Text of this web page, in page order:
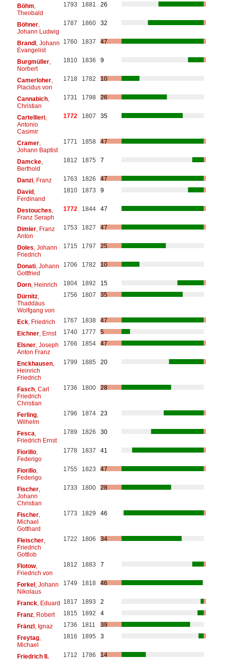
Böhm
Theobald
1793 1881 26
Böhner,
Johann Ludwig
1787 1860 32
Brandl, Johann
Evangelist
1760 1837 47
Burgmüller,
Norbert
1810 1836 9
Camerloher,
Placidus von
1718 1782 10
Cannabich,
Christian
1731 1798 26
Cartellieri,
Antonio
Casimir
1772 1807 35
Cramer,
Johann Baptist
1771 1858 47
Damcke,
Berthold
1812 1875 7
Danzi, Franz 1763 1826
47
David,
Ferdinand
1810 1873 9
Destouches
Franz Seraph
1772 1844 47
Dimler, Franz
Anton
1753 1827 47
Doles , Johann
Friedrich
1715 1797 25
Donati, Johann
Gottfried
1706 1782 10
Dorn, Heinrich 1804 1892
15
Dürnitz,
Thaddäus
Wolfgang von
1756 1807 35
Eck, Friedrich 1767 1838
47
Eichner, Ernst 1740 1777
5
Elsner, Joseph
Anton Franz
1766 1854 47
Enckhausen,
Heinrich
Friedrich
1799 1885 20
Fasch, Carl
Friedrich
Christian
1736 1800 28
Ferling,
Wilhelm
1796 1874 23
Fesca
Friedrich Ernst
1789 1826 30
Fiorillo,
Federigo
1778 1837 41
Fiorillo,
Federigo
1755 1823 47
Fischer,
Johann
Christian
1733 1800 28
Fischer,
Michael
Gotthard
1773 1829 46
Fleischer,
Friedrich
Gottlob
1722 1806 34
Flotow,
Friedrich von
1812 1883 7
Forkel, Johann
Nikolaus
1749 1818 46
Franck, Eduard 1817 1893
2
Franz, Robert 1815 1892
4
Fränzl, Ignaz 1736 1811
39
Freytag,
Michael
1816 1895 3
Friedrich II. 1712 1786 14